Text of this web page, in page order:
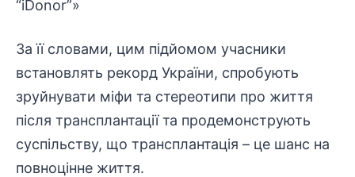
“іDonor”»
За її словами, цим підйомом учасники
встановлять рекорд України, спробують
зруйнувати міфи та стереотипи про життя
після трансплантації та продемонструють
суспільству, що трансплантація – це шанс на
повноцінне життя.